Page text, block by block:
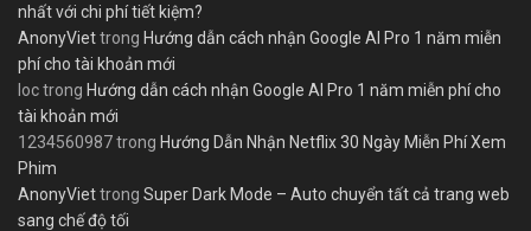
nhất với chi phí tiết kiệm?
AnonyViettrong Hướng dẫn cách nhận Google AI Pro 1 năm miễn
phí cho tài khoản mới
loctrong Hướng dẫn cách nhận Google AI Pro 1 năm miễn phí cho
tài khoản mới
1234560987trong Hướng Dẫn Nhận Netflix 30 Ngày Miễn Phí Xem
Phim
AnonyViettrong Super Dark Mode – Auto chuyển tất cả trang web
sang chế độ tối